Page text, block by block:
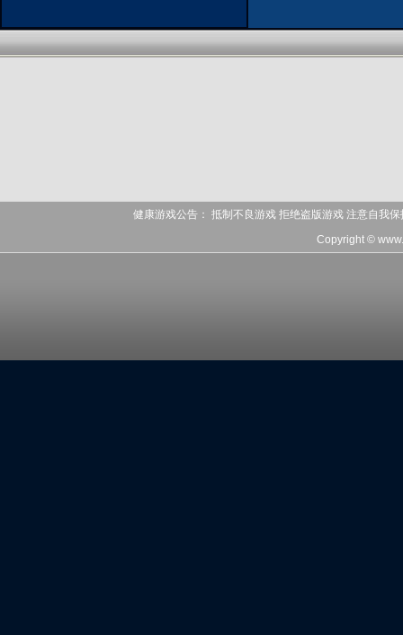
健康游戏公告： 抵制不良游戏 拒绝盗版游戏 注意自我
Copyright ©